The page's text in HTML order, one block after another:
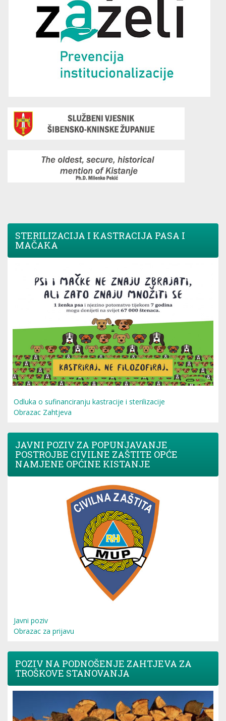
STERILIZACIJA I KASTRACIJA PASA I
MAČAKA
Odluka o sufinanciranju kastracije i sterilizacije
Obrazac Zahtjeva
JAVNI POZIV ZA POPUNJAVANJE
POSTROJBE CIVILNE ZAŠTITE OPĆE
NAMJENE OPĆINE KISTANJE
Javni poziv
Obrazac za prijavu
POZIV NA PODNOŠENJE ZAHTJEVA ZA
TROŠKOVE STANOVANJA